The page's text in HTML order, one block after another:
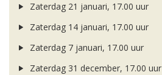
Zaterdag 21 januari, 17.00 uur
Zaterdag 14 januari, 17.00 uur
Zaterdag 7 januari, 17.00 uur
Zaterdag 31 december, 17.00 uur